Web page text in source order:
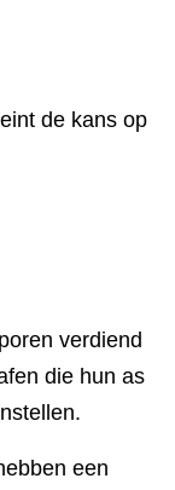
de kans op
verdiend
die hun as
een